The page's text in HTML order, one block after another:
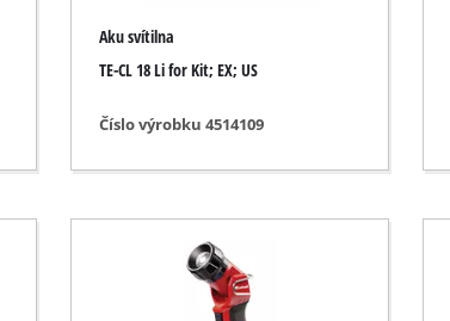
vertikutátor
Aku svítilna
TE-CL 18 Li for Kit; EX; US
Číslo výrobku 4514109